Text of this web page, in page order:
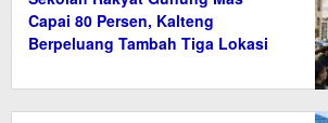
Capai 80 Persen, Kalteng
Berpeluang Tambah Tiga Lokasi